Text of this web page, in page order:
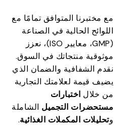
مع مختبرنا المتوافق تمامًا مع
اللوائح الحالية في الصناعة
(GMP، معايير ISO)، نعزز
موثوقية منتجاتك في السوق.
نقدم الشفافية والضمان الذي
يضيف قيمة لعلامتك التجارية
من خلال اختبارات
مستحضرات التجميل الشاملة
وتحليلات المكملات الغذائية.